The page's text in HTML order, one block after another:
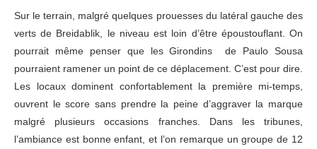
Sur le terrain, malgré quelques prouesses du latéral gauche des
verts de Breidablik, le niveau est loin d’être époustouflant. On
pourrait même penser que les Girondins de Paulo Sousa
pourraient ramener un point de ce déplacement. C’est pour dire.
Les locaux dominent confortablement la première mi-temps,
ouvrent le score sans prendre la peine d’aggraver la marque
malgré plusieurs occasions franches. Dans les tribunes,
l’ambiance est bonne enfant, et l’on remarque un groupe de 12